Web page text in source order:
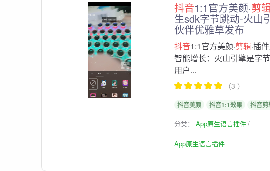
抖音1:1官方美颜·剪
生sdk字节跳动-火山
伙伴优雅草发布
抖音1:1官方美颜·剪辑·插
智能增长：火山引擎是字
用户...
（3 ）
抖音美颜 抖音1:1效果 抖音剪
分类： App原生语言插件
App原生语言插件